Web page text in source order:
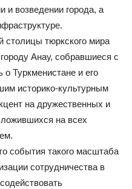
и возведении города, а
столицы тюркского мира
Анау, собравшиеся с
Туркменистане и его
историко-культурным
на дружественных и
на всех
события такого масштаба
сотрудничества в